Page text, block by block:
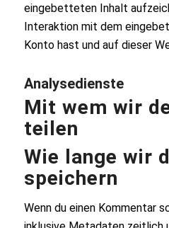
eingebetteten Inhalt
Interaktion mit dem
Konto hast und auf dieser
Analysedienste
Mit wem wir
teilen
Wie lange wir
speichern
Wenn du einen Kommentar